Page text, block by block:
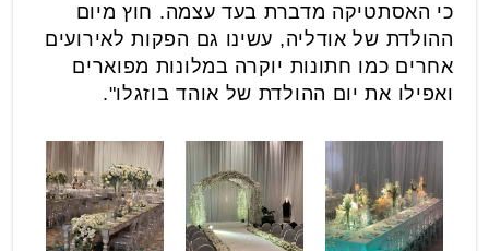
כי האסתטיקה מדברת בעד עצמה. חוץ מיום
ההולדת של אודליה, עשינו גם הפקות לאירועים
אחרים כמו חתונות יוקרה במלונות מפוארים
ואפילו את יום ההולדת של אוהד בוזגלו".